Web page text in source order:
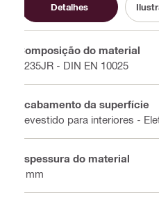
Detalhes
Composição do material
S235JR - DIN EN 10025
Acabamento da superfície
Revestido para interiores -
Espessura do material
5 mm